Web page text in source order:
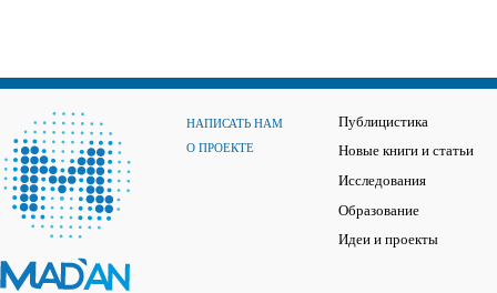
НАПИСАТЬ НАМ
О ПРОЕКТЕ
Публицистика
Новые книги и статьи
Исследования
Образование
Идеи и проекты